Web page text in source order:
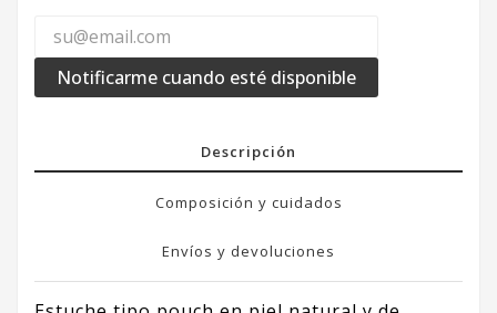
Notificarme cuando esté disponible
Descripción
Composición y cuidados
Envíos y devoluciones